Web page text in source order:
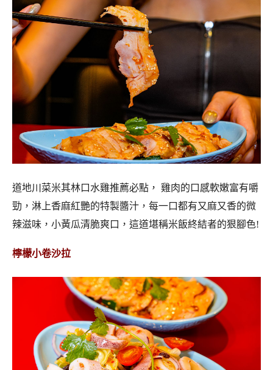
道地川菜米其林口水雞推薦必點， 雞肉的口感軟嫩富有嚼
勁，淋上香麻紅艷的特製醬汁，每一口都有又麻又香的微
辣滋味，小黃瓜清脆爽口，這道堪稱米飯終結者的狠腳色!
檸檬小卷沙拉